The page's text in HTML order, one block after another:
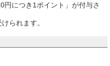
円につき1ポイント」が付与さ
られます。